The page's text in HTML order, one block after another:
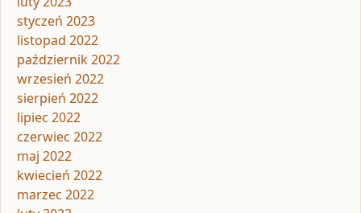
styczeń 2023
listopad 2022
październik 2022
wrzesień 2022
sierpień 2022
lipiec 2022
czerwiec 2022
maj 2022
kwiecień 2022
marzec 2022